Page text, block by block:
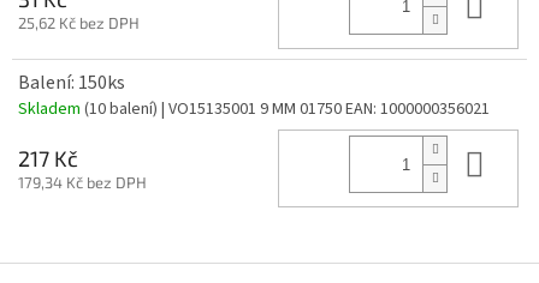
25,62 Kč bez DPH
Balení: 150ks
Skladem (10 balení) | VO15135001 9 MM 01750EAN: 1000000356021
217 Kč
179,34 Kč bez DPH